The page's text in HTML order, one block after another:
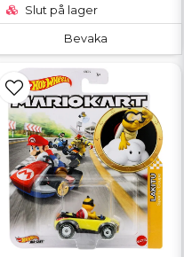
Slut på lager
Bevaka